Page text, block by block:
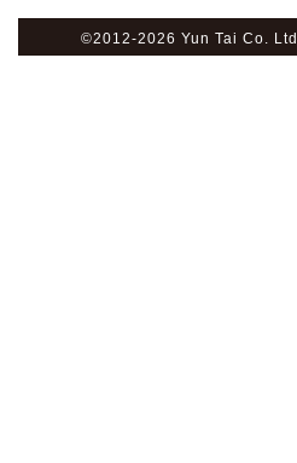
©2012-2026 Yun Tai Co. Ltd.